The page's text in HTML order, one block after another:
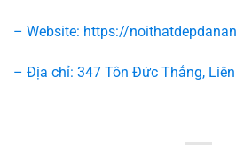
– Website: https://
– Địa chỉ: 347 Tôn Đức Thắng,